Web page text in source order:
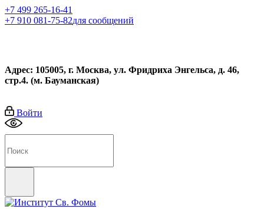
+7 499 265-16-41
+7 910 081-75-82для сообщений
Адрес: 105005, г. Москва, ул. Фридриха Энгельса, д. 46,
стр.4. (м. Бауманская)
Войти